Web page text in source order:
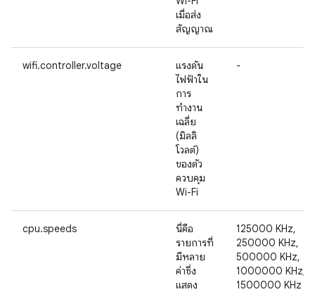
เมื่อส่ง
สัญญาณ
wifi.controller.voltage
แรงดัน
ไฟฟ้าใน
การ
ทำงาน
เฉลี่ย
(มิลลิ
โวลต์)
ของตัว
ควบคุม
Wi-Fi
-
cpu.speeds
นี่คือ
รายการที่
มีหลาย
ค่าซึ่ง
แสดง
125000 KHz,
250000 KHz,
500000 KHz,
1000000 KHz,
1500000 KHz